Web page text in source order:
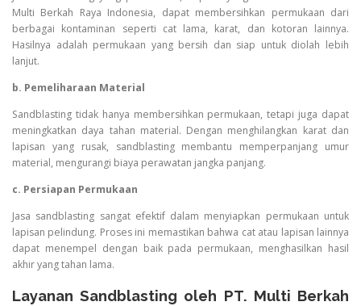
Multi Berkah Raya Indonesia, dapat membersihkan permukaan dari
berbagai kontaminan seperti cat lama, karat, dan kotoran lainnya.
Hasilnya adalah permukaan yang bersih dan siap untuk diolah lebih
lanjut.
b. Pemeliharaan Material
Sandblasting tidak hanya membersihkan permukaan, tetapi juga dapat
meningkatkan daya tahan material. Dengan menghilangkan karat dan
lapisan yang rusak, sandblasting membantu memperpanjang umur
material, mengurangi biaya perawatan jangka panjang.
c. Persiapan Permukaan
Jasa sandblasting sangat efektif dalam menyiapkan permukaan untuk
lapisan pelindung. Proses ini memastikan bahwa cat atau lapisan lainnya
dapat menempel dengan baik pada permukaan, menghasilkan hasil
akhir yang tahan lama.
Layanan Sandblasting oleh PT. Multi Berkah